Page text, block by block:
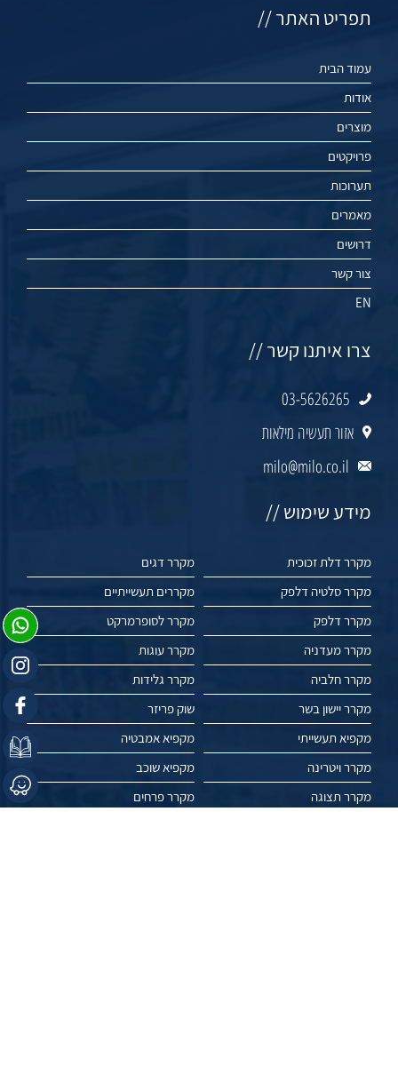
תפריט האתר //
עמוד הבית
אודות
מוצרים
פרויקטים
תערוכות
מאמרים
דרושים
צור קשר
EN
צרו איתנו קשר //
03-5626265
אזור תעשיה מילאות
milo@milo.co.il
מידע שימוש //
מקרר דלת זכוכית
מקרר דגים
מקרר סלטיה דלפק
מקררים תעשייתיים
מקרר דלפק
מקרר לסופרמרקט
מקרר מעדניה
מקרר עוגות
מקרר חלביה
מקרר גלידות
מקרר יישון בשר
שוק פריזר
מקפיא תעשייתי
מקפיא אמבטיה
מקרר ויטרינה
מקפיא שוכב
מקרר תצוגה
מקרר פרחים